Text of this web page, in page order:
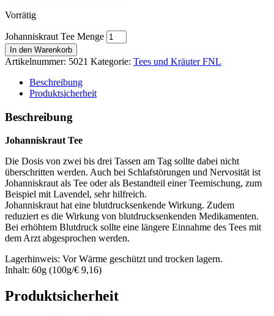
Vorrätig
Johanniskraut Tee Menge
In den Warenkorb
Artikelnummer: 5021 Kategorie: Tees und Kräuter FNL
Beschreibung
Produktsicherheit
Beschreibung
Johanniskraut Tee
Die Dosis von zwei bis drei Tassen am Tag sollte dabei nicht
überschritten werden. Auch bei Schlafstörungen und Nervosität ist
Johanniskraut als Tee oder als Bestandteil einer Teemischung, zum
Beispiel mit Lavendel, sehr hilfreich.
Johanniskraut hat eine blutdrucksenkende Wirkung. Zudem
reduziert es die Wirkung von blutdrucksenkenden Medikamenten.
Bei erhöhtem Blutdruck sollte eine längere Einnahme des Tees mit
dem Arzt abgesprochen werden.
Lagerhinweis: Vor Wärme geschützt und trocken lagern.
Inhalt: 60g (100g/€ 9,16)
Produktsicherheit